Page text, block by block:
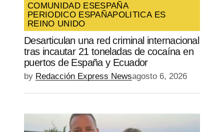
COMUNIDAD ESESPAÑA
PERIODICO ESPAÑAPOLITICA ES
REINO UNIDO
Desarticulan una red criminal internacional
tras incautar 21 toneladas de cocaína en
puertos de España y Ecuador
by Redacción Express Newsagosto 6, 2026